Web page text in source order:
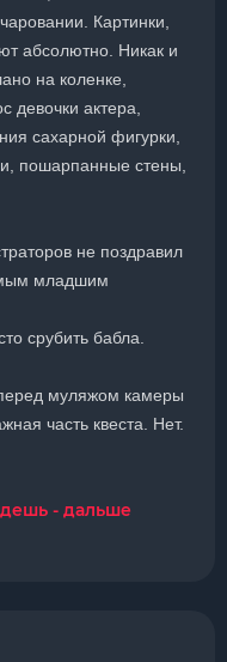
Картинки,
абсолютно. Никак и
на коленке,
девочки актера,
сахарной фигурки,
пошарпанные стены,
не поздравил
младшим
срубить бабла.
муляжом камеры
часть квеста. Нет.
- дальше